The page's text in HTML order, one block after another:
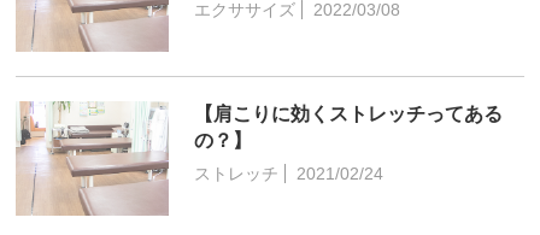
エクササイズ 2022/03/08
【肩こりに効くストレッチってある
の？】
ストレッチ 2021/02/24